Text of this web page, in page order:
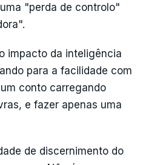
"perda de controlo"
impacto da inteligência
para a facilidade com
conto carregando
e fazer apenas uma
de discernimento do